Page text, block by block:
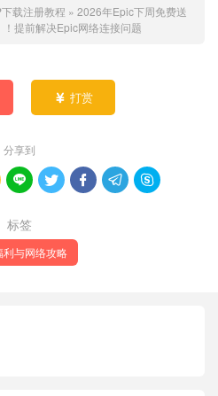
载注册教程 » 2026年Epic下周免费送
！提前解决Epic网络连接问题
 打赏
分享到
    
标签
利与网络攻略